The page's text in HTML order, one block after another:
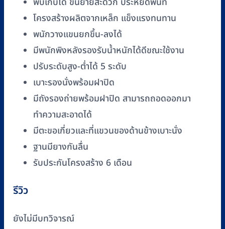
โครงสร้างผลิตจากเหล็ก แข็งแรงทนทาน
พนักวางแขนยกขึ้น-ลงได้
มีพนักพิงหลังรองรับน้ำหนักได้ดีขณะใช้งาน
ปรับระดับสูง-ต่ำได้ 5 ระดับ
เบาะรองนั่งพร้อมฝาปิด
มีถังรองถ่ายพร้อมฝาปิด สามารถถอดออกมา
ทำความสะอาดได้
มีตะขอเกี่ยวและที่แขวนของด้านข้างเบาะนั่ง
ฐานมียางกันลื่น
รับประกันโครงสร้าง 6 เดือน
รีวิว
ยังไม่มีบทวิจารณ์